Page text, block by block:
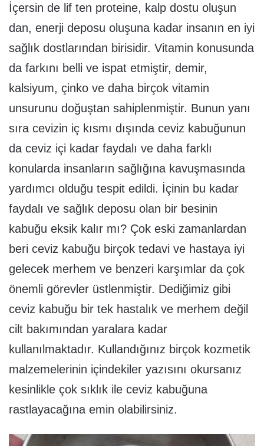
İçersin de lif ten proteine, kalp dostu oluşun
dan, enerji deposu oluşuna kadar insanın en iyi
sağlık dostlarından birisidir. Vitamin konusunda
da farkını belli ve ispat etmiştir, demir,
kalsiyum, çinko ve daha birçok vitamin
unsurunu doğuştan sahiplenmiştir. Bunun yanı
sıra cevizin iç kısmı dışında ceviz kabuğunun
da ceviz içi kadar faydalı ve daha farklı
konularda insanların sağlığına kavuşmasında
yardımcı olduğu tespit edildi. İçinin bu kadar
faydalı ve sağlık deposu olan bir besinin
kabuğu eksik kalır mı? Çok eski zamanlardan
beri ceviz kabuğu birçok tedavi ve hastaya iyi
gelecek merhem ve benzeri karşımlar da çok
önemli görevler üstlenmiştir. Dediğimiz gibi
ceviz kabuğu bir tek hastalık ve merhem değil
cilt bakımından yaralara kadar
kullanılmaktadır. Kullandığınız birçok kozmetik
malzemelerinin içindekiler yazısını okursanız
kesinlikle çok sıklık ile ceviz kabuğuna
rastlayacağına emin olabilirsiniz.